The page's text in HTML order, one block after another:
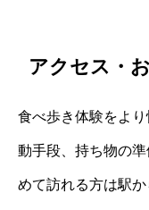
アクセス・
食べ歩き体験をよ
動手段、持ち物の
めて訪れる方は駅